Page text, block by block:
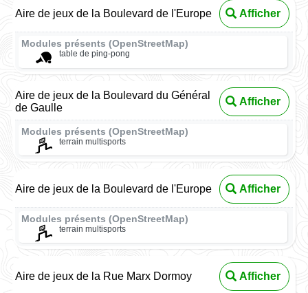
Aire de jeux de la Boulevard de l'Europe Afficher
Modules présents (OpenStreetMap)
table de ping-pong
Aire de jeux de la Boulevard du Général
de Gaulle
Afficher
Modules présents (OpenStreetMap)
terrain multisports
Aire de jeux de la Boulevard de l'Europe Afficher
Modules présents (OpenStreetMap)
terrain multisports
Aire de jeux de la Rue Marx Dormoy Afficher